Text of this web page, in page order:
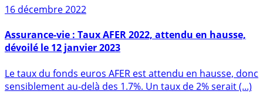
Sur le même sujet
16 décembre 2022
dévoilé le 12 janvier 2023